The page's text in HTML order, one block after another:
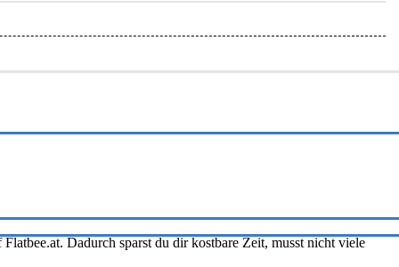
Dadurch sparst du dir kostbare Zeit, musst nicht viele